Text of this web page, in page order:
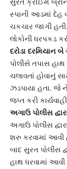
સુરત ક્રાઈમ
સ્પાની આડમાં દેહ
ચકચાર જાગી
લોકોની ધરપકડ
દરોડા દરમિયાનબે
પોલીસે તપાસ હાથ
ચલાવતાં હોવાનું
ઝડપાયા હતા. જે
જપ્ત કરી
અગાઉ પોલીસ
અગાઉ પોલીસ
શરુ કરવામાં આવી
બાદ સુરત પોલીસ
હાથ ધરવામાં